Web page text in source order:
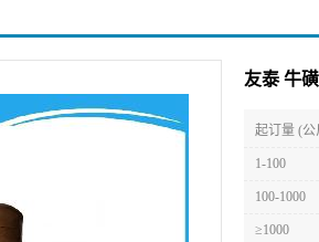
友泰 牛
起订量 (公
1-100
100-1000
≥1000